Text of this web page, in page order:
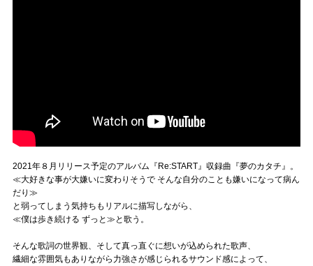
2021年８月リリース予定のアルバム『Re:START』収録曲『夢のカタチ』。
≪大好きな事が大嫌いに変わりそうで そんな自分のことも嫌いになって病ん
だり≫
と弱ってしまう気持ちもリアルに描写しながら、
≪僕は歩き続ける ずっと≫と歌う。
そんな歌詞の世界観、そして真っ直ぐに想いが込められた歌声、
繊細な雰囲気もありながら力強さが感じられるサウンド感によって、